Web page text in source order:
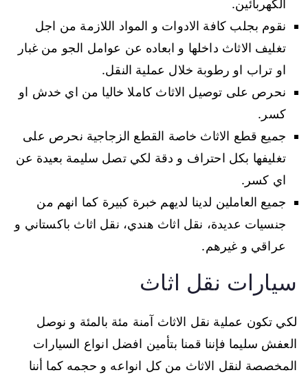
الكهربائين.
نقوم بجلب كافة الادوات و المواد اللازمة من اجل
تغليف الاثاث داخلها و ابعاده عن عوامل الجو من غبار
او تراب او رطوبة خلال عملية النقل.
نحرص على توصيل الاثاث كاملا خاليا من اي خدش او
كسر.
جميع قطع الاثاث خاصة القطع الزجاجية نحرص على
تغليفها بكل احتراف و دقة لكي تصل سليمة بعيدة عن
اي كسر.
جميع العاملين لدينا لديهم خبرة كبيرة كما انهم من
جنسيات عديدة، نقل اثاث هندي، نقل اثاث باكستاني و
عراقي و غيرهم.
سيارات نقل اثاث
لكي تكون عملية نقل الاثاث آمنة مئة بالمئة و نوصل
العفش سليما فإننا قمنا بتأمين افضل انواع السيارات
المخصصة لنقل الاثاث من كل انواعه و حجمه كما أننا